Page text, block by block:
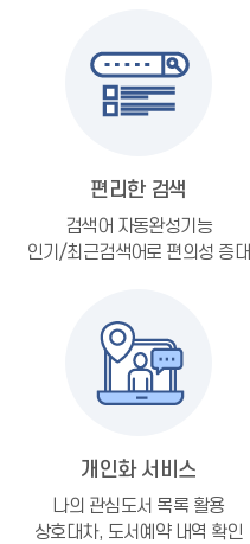
편리한 검색
검색어 자동완성기능
인기/최근검색어로 편의성 증대
개인화 서비스
나의 관심도서 목록 활용
상호대차, 도서예약 내역 확인